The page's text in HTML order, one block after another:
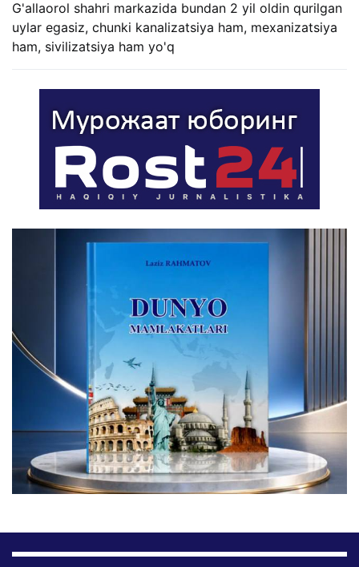
G'allaorol shahri markazida bundan 2 yil oldin qurilgan
uylar egasiz, chunki kanalizatsiya ham, mexanizatsiya
ham, sivilizatsiya ham yo'q